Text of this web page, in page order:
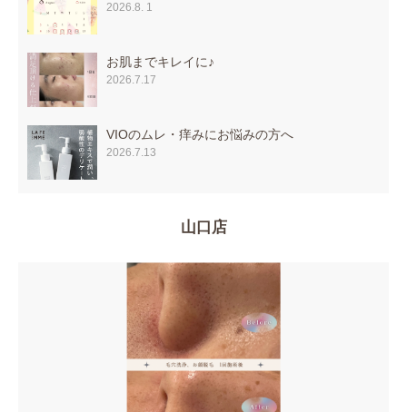
2026.8. 1
お肌までキレイに♪
2026.7.17
VIOのムレ・痒みにお悩みの方へ
2026.7.13
山口店